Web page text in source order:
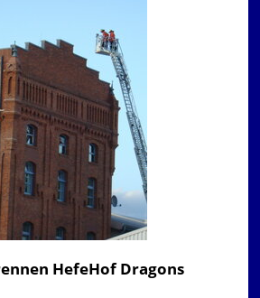
HefeHof Dragons